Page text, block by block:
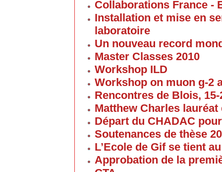
Collaborations France -
Installation et mise en
laboratoire
Un nouveau record
Master Classes 2010
Workshop ILD
Workshop on muon g-2
Rencontres de Blois,
Matthew Charles
Départ du CHADAC
Soutenances de thèse
L’Ecole de Gif se tient
Approbation de la